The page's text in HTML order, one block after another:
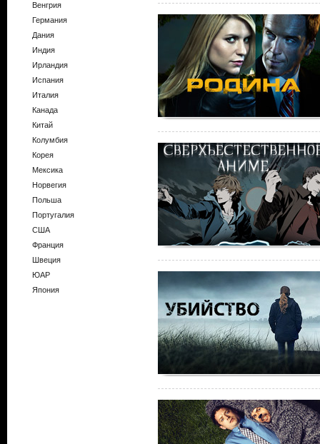
Венгрия
Германия
Дания
Индия
Ирландия
Испания
Италия
Канада
Китай
Колумбия
Корея
Мексика
Норвегия
Польша
Португалия
США
Франция
Швеция
ЮАР
Япония